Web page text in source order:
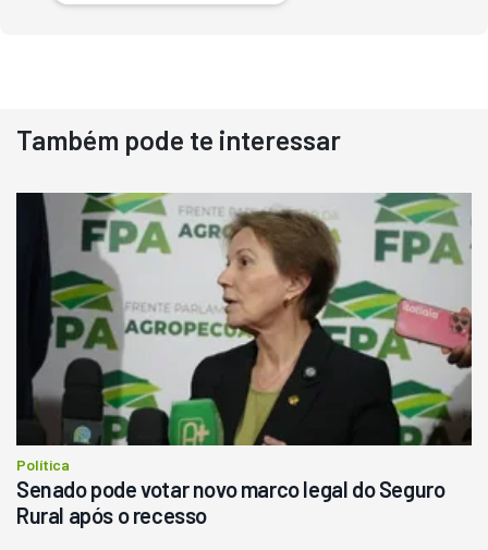
Destaque
Usado
Pá Carregadeira Cat 966
Ano 1987
Londrina
R$ 145.000
Consultar
Também pode te interessar
Política
Senado pode votar novo marco legal do Seguro
Rural após o recesso